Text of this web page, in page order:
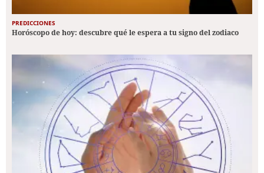
PREDICCIONES
Horóscopo de hoy: descubre qué le espera a tu signo del zodiaco